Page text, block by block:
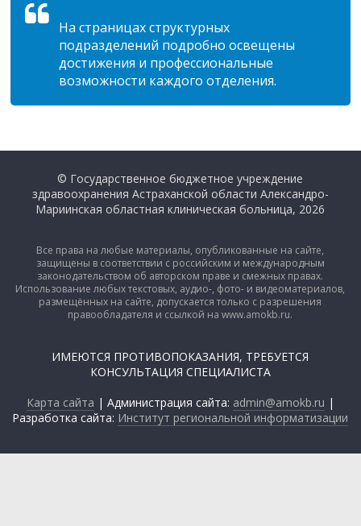
На страницах структурных
подразделений подробно освещены
достижения и профессиональные
возможности каждого отделения.
© Государственное бюджетное учреждение
здравоохранения Астраханской области Александро-
Мариинская областная клиническая больница, 2026
Все права на любые материалы, опубликованные на сайте,
защищены в соответствии с российским и международным
законодательством об авторском праве и смежных правах.
Использование любых текстовых, аудио-, фото- и видеоматериалов,
размещённых на сайте, допускается только с разрешения
правообладателя и ссылкой на www.amokb.ru.
ИМЕЮТСЯ ПРОТИВОПОКАЗАНИЯ, ТРЕБУЕТСЯ
КОНСУЛЬТАЦИЯ СПЕЦИАЛИСТА
Карта сайта | Администрация сайта: admin@amokb.ru |
Разработка сайта: Институт региональной информатизации